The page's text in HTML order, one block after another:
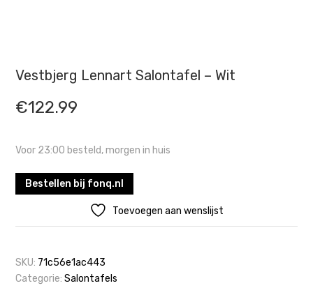
Vestbjerg Lennart Salontafel – Wit
€122.99
Voor 23:00 besteld, morgen in huis
Bestellen bij fonq.nl
Toevoegen aan wenslijst
SKU: 71c56e1ac443
Categorie:Salontafels